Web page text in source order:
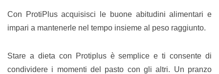
Con ProtiPlus acquisisci le buone abitudini alimentari e
impari a mantenerle nel tempo insieme al peso raggiunto.
Stare a dieta con Protiplus è semplice e ti consente di
condividere i momenti del pasto con gli altri. Un pranzo